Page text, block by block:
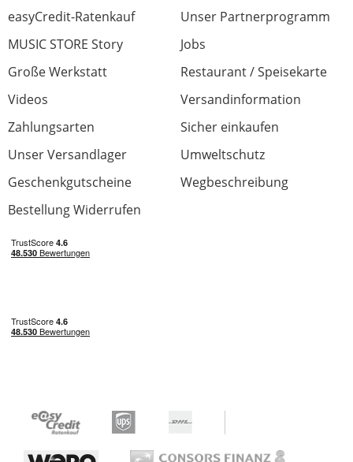
Wir sind sehr zufrieden. Mein Mann hat
schon eine e-Gitarre von dieser Firma.
Wir kommen aus Hamburg und sind sehr
zufrieden mit der Kompetenz.
Verarbeitung
Tragekomfort
Preis/Leistung
0 von 0 fanden diese Rezension hilfreich
War diese Rezension hilfreich?
easyCredit-Ratenkauf
Unser Partnerprogramm
MUSIC STORE Story
Jobs
Große Werkstatt
Restaurant / Speisekarte
Videos
Versandinformation
Zahlungsarten
Sicher einkaufen
Unser Versandlager
Umweltschutz
Geschenkgutscheine
Wegbeschreibung
Bestellung Widerrufen